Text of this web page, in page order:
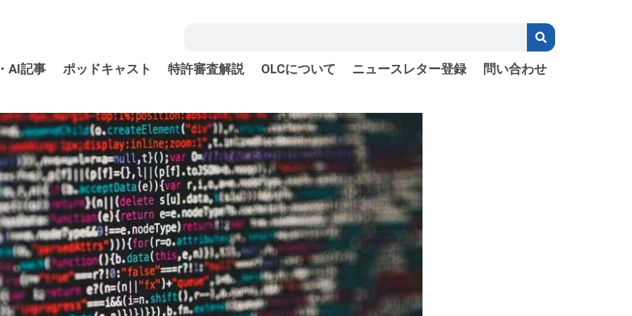
AI記事 ポッドキャスト 特許審査解説 OLCについて ニュースレター登録 問い合わせ